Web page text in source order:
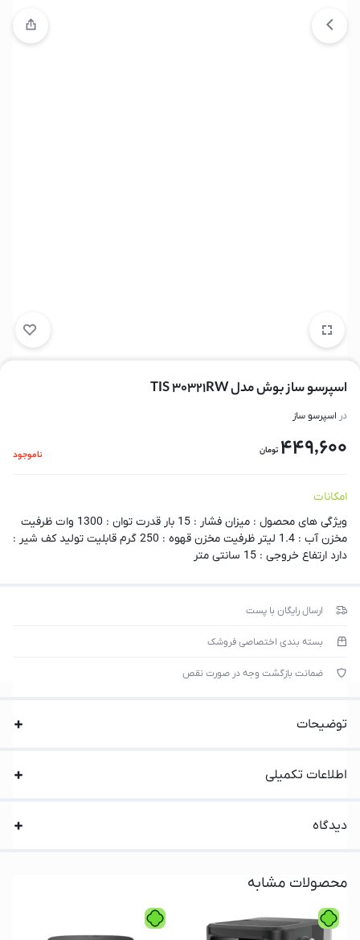
اسپرسو ساز بوش مدل TIS 30321RW
در اسپرسو ساز
449,600 تومان ناموجود
امکانات
ویژگی های محصول : میزان فشار : 15 بار قدرت توان : 1300 وات ظرفیت
مخزن آب : 1.4 لیتر ظرفیت مخزن قهوه : 250 گرم قابلیت تولید کف شیر :
دارد ارتفاع خروجی : 15 سانتی متر
ارسال رایگان با پست
بسته بندی اختصاصی فروشک
ضمانت بازگشت وجه در صورت نقص
توضیحات
اطلاعات تکمیلی
دیدگاه
محصولات مشابه